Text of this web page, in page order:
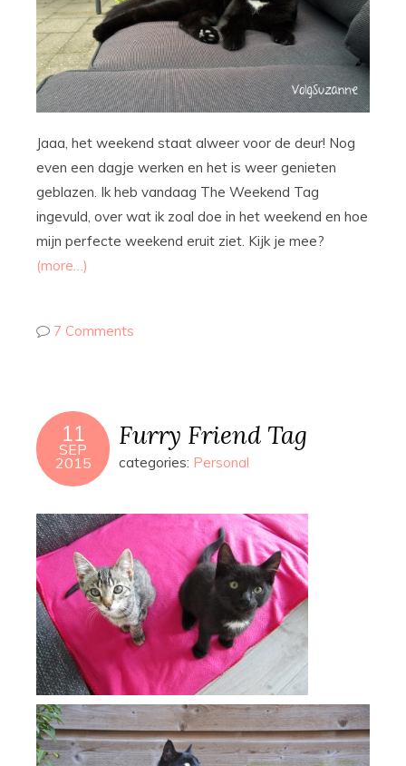
Jaaa, het weekend staat alweer voor de deur! Nog
even een dagje werken en het is weer genieten
geblazen. Ik heb vandaag The Weekend Tag
ingevuld, over wat ik zoal doe in het weekend en hoe
mijn perfecte weekend eruit ziet. Kijk je mee?
(more…)
7 Comments
11
SEP
2015
Furry Friend Tag
categories: Personal